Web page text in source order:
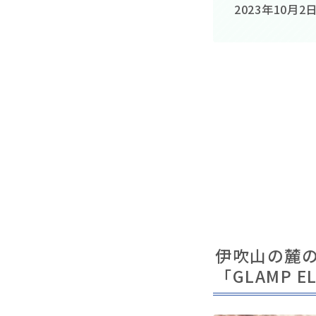
2023年10月2
伊吹山の麓
「GLAMP